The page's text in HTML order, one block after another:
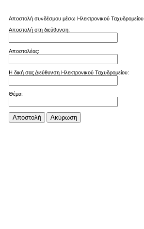
Αποστολή συνδέσμου μέσω Ηλεκτρονικού Ταχυδρομείου.
Αποστολή στη διεύθυνση:
Αποστολέας:
Η δική σας Διεύθυνση Ηλεκτρονικού Ταχυδρομείου:
Θέμα:
Αποστολή Aκύρωση